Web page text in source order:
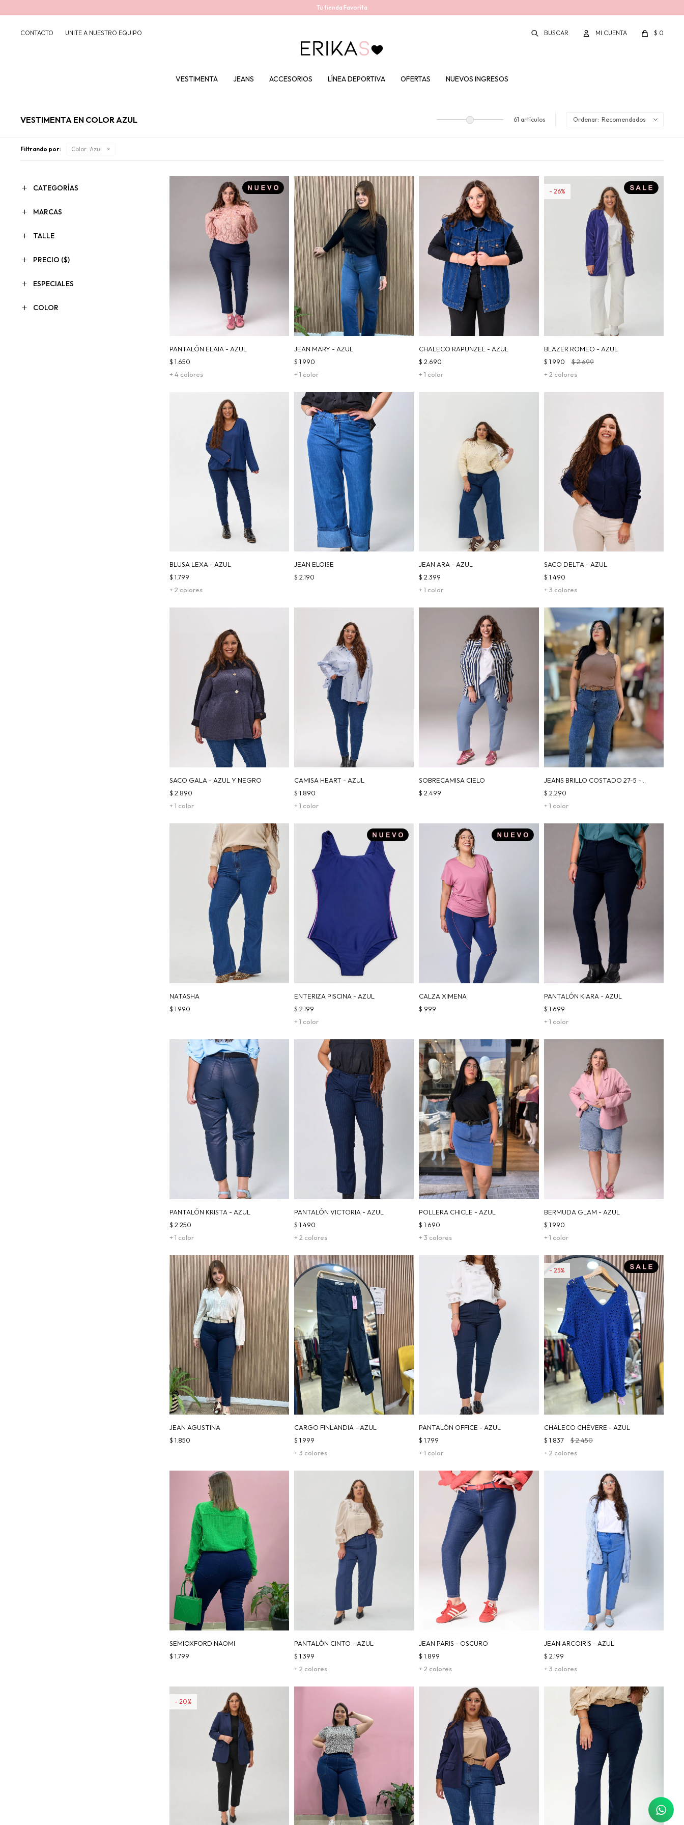
Tu tienda Favorita
VESTIMENTA JEANS ACCESORIOS LÍNEA DEPORTIVA OFERTAS NUEVOS INGRESOS
$ 0
CONTACTO UNITE A NUESTRO EQUIPO
VESTIMENTA EN COLOR AZUL 61 artículos Recomendados
Filtrando por: Color: Azul
PANTALÓN ELAIA - AZUL
+ 4 colores
$ 1.650
JEAN MARY - AZUL
+ 1 color
$ 1.990
CHALECO RAPUNZEL - AZUL
+ 1 color
$ 2.690
BLAZER ROMEO - AZUL
+ 2 colores
$ 1.990 $2.699
26
BLUSA LEXA - AZUL
+ 2 colores
$ 1.799
JEAN ELOISE
$ 2.190
JEAN ARA - AZUL
+ 1 color
$ 2.399
SACO DELTA - AZUL
+ 3 colores
$ 1.490
SACO GALA - AZUL Y NEGRO
+ 1 color
$ 2.890
CAMISA HEART - AZUL
+ 1 color
$ 1.890
SOBRECAMISA CIELO
$ 2.499
JEANS BRILLO COSTADO 27-5 -
AZUL
+ 1 color
$ 2.290
NATASHA
$ 1.990
ENTERIZA PISCINA - AZUL
+ 1 color
$ 2.199
CALZA XIMENA
$ 999
PANTALÓN KIARA - AZUL
+ 1 color
$ 1.699
PANTALÓN KRISTA - AZUL
+ 1 color
$ 2.250
PANTALÓN VICTORIA - AZUL
+ 2 colores
$ 1.490
POLLERA CHICLE - AZUL
+ 3 colores
$ 1.690
BERMUDA GLAM - AZUL
+ 1 color
$ 1.990
JEAN AGUSTINA
$ 1.850
CARGO FINLANDIA - AZUL
+ 3 colores
$ 1.999
PANTALÓN OFFICE - AZUL
+ 1 color
$ 1.799
CHALECO CHÉVERE - AZUL
+ 2 colores
$ 1.837 $2.450
25
SEMIOXFORD NAOMI
$ 1.799
PANTALÓN CINTO - AZUL
+ 2 colores
$ 1.399
JEAN PARIS - OSCURO
+ 2 colores
$ 1.899
JEAN ARCOIRIS - AZUL
+ 3 colores
$ 2.199
20
CATEGORÍAS
MARCAS
TALLE
PRECIO ($)
ESPECIALES
COLOR